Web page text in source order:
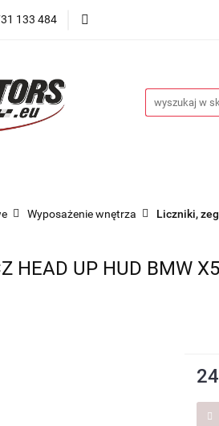
133 484
samochodowe
Nowości
Wyposażenie wnętrza Liczniki,
HEAD UP HUD BMW